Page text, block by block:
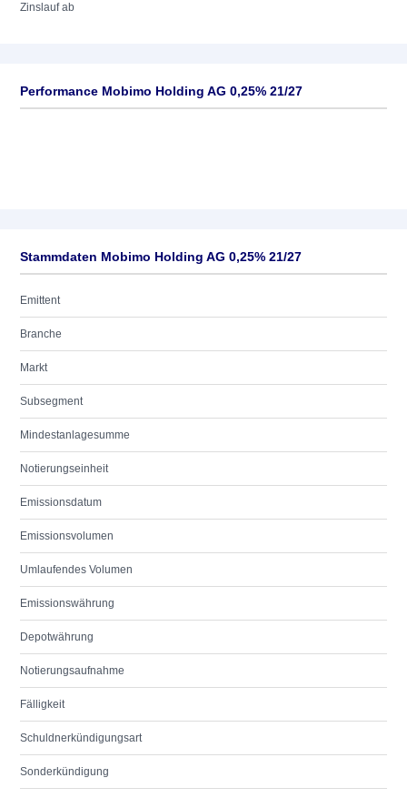
Zinslauf ab
Performance Mobimo Holding AG 0,25% 21/27
Stammdaten Mobimo Holding AG 0,25% 21/27
Emittent
Branche
Markt
Subsegment
Mindestanlagesumme
Notierungseinheit
Emissionsdatum
Emissionsvolumen
Umlaufendes Volumen
Emissionswährung
Depotwährung
Notierungsaufnahme
Fälligkeit
Schuldnerkündigungsart
Sonderkündigung